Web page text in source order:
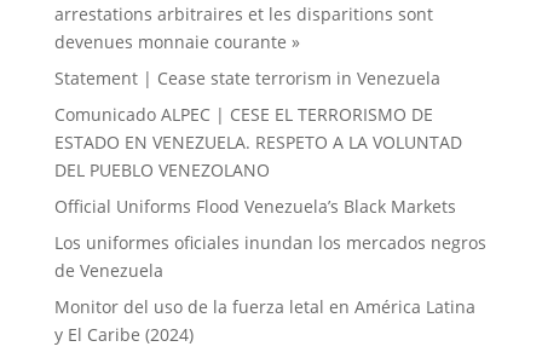
arrestations arbitraires et les disparitions sont
devenues monnaie courante »
Statement | Cease state terrorism in Venezuela
Comunicado ALPEC | CESE EL TERRORISMO DE
ESTADO EN VENEZUELA. RESPETO A LA VOLUNTAD
DEL PUEBLO VENEZOLANO
Official Uniforms Flood Venezuela’s Black Markets
Los uniformes oficiales inundan los mercados negros
de Venezuela
Monitor del uso de la fuerza letal en América Latina
y El Caribe (2024)